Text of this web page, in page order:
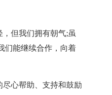
但我们拥有朝气;虽
们能继续合作，向着
心帮助、支持和鼓励